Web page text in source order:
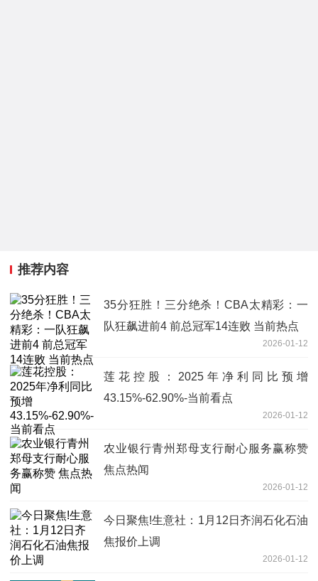
推荐内容
35分狂胜！三分绝杀！CBA太精彩：一
队狂飙进前4 前总冠军14连败 当前热点
2026-01-12
莲花控股：2025年净利同比预增
43.15%-62.90%-当前看点
2026-01-12
农业银行青州郑母支行耐心服务赢称赞
焦点热闻
2026-01-12
今日聚焦!生意社：1月12日齐润石化石油
焦报价上调
2026-01-12